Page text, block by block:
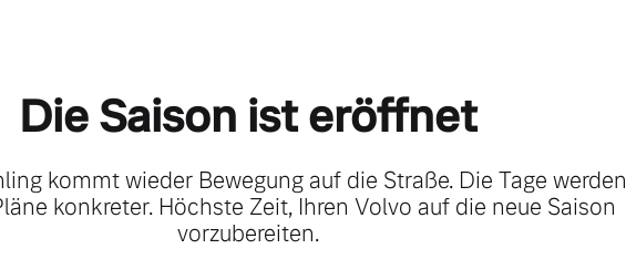
Die Saison ist eröffnet
kommt wieder Bewegung auf die Straße. Die Tage werden
konkreter. Höchste Zeit, Ihren Volvo auf die neue Saison
vorzubereiten.